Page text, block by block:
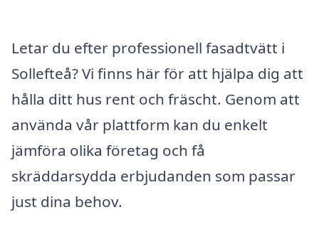
Letar du efter professionell fasadtvätt i
Sollefteå? Vi finns här för att hjälpa dig att
hålla ditt hus rent och fräscht. Genom att
använda vår plattform kan du enkelt
jämföra olika företag och få
skräddarsydda erbjudanden som passar
just dina behov.